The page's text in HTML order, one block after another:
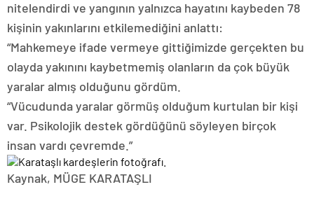
nitelendirdi ve yangının yalnızca hayatını kaybeden 78
kişinin yakınlarını etkilemediğini anlattı:
“Mahkemeye ifade vermeye gittiğimizde gerçekten bu
olayda yakınını kaybetmemiş olanların da çok büyük
yaralar almış olduğunu gördüm.
“Vücudunda yaralar görmüş olduğum kurtulan bir kişi
var. Psikolojik destek gördüğünü söyleyen birçok
insan vardı çevremde.”
Kaynak, MÜGE KARATAŞLI